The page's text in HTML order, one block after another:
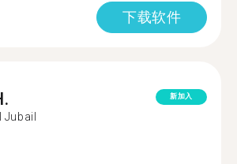
下载软件
Jubail
新加入